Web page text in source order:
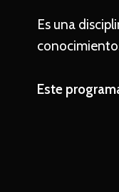
Es una
Este